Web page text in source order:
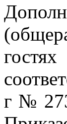
г №